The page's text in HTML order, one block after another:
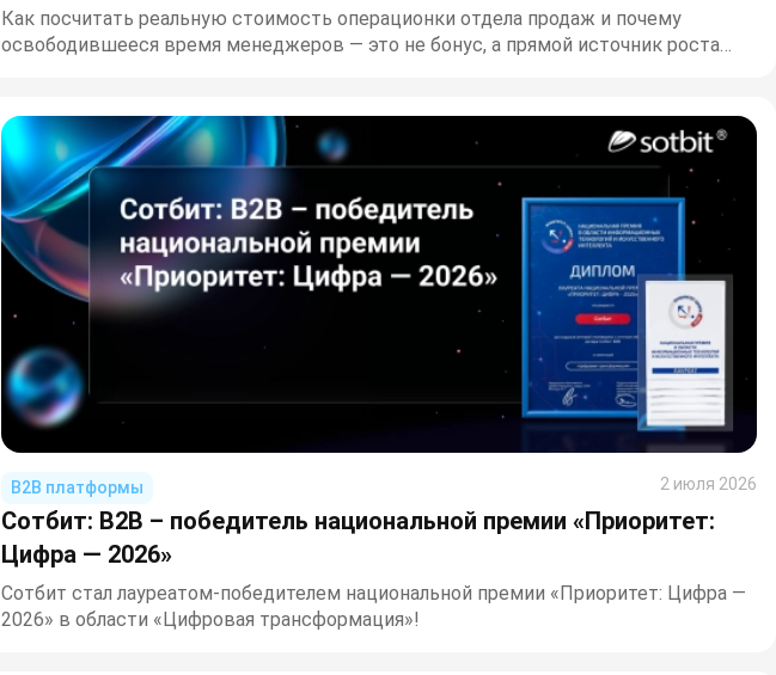
Как посчитать реальную стоимость операционки отдела продаж и почему
освободившееся время менеджеров — это не бонус, а прямой источник роста
B2B платформы 2 июля 2026
Сотбит: B2B – победитель национальной премии «Приоритет:
Цифра — 2026»
Сотбит стал лауреатом-победителем национальной премии «Приоритет: Цифра —
2026» в области «Цифровая трансформация»!